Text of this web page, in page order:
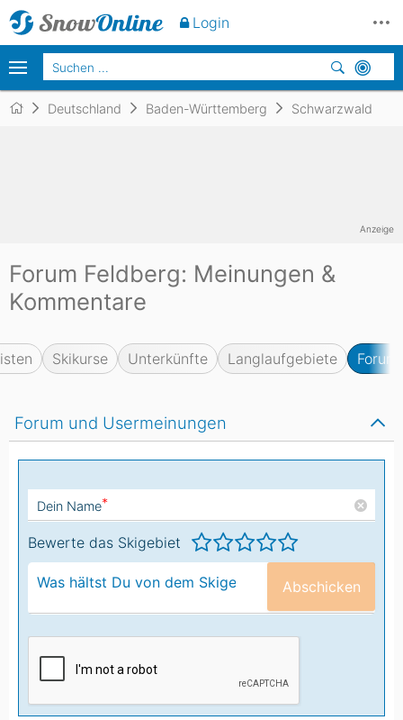
Deutschland Baden-Württemberg Schwarzwald
Forum Feldberg: Meinungen &
Kommentare
Skikurse Unterkünfte Langlaufgebiete Forum
Forum und Usermeinungen
Dein Name*
Bewerte das Skigebiet
Abschicken
Anzeige
Login